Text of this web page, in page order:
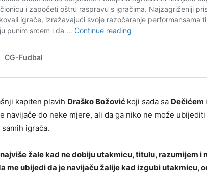
kapiten plavih Draško Božović koji sada sa Dečićem
navijače do neke mjere, ali da ga niko ne može
igrača.
žale kad ne dobiju utakmicu, titulu, razumijem i
me ubijedi da je navijaču žalije kad izgubi utakmicu,